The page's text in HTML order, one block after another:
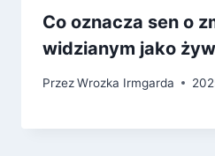
Co oznacza sen o
widzianym jako
PrzezWrozka Irmgarda